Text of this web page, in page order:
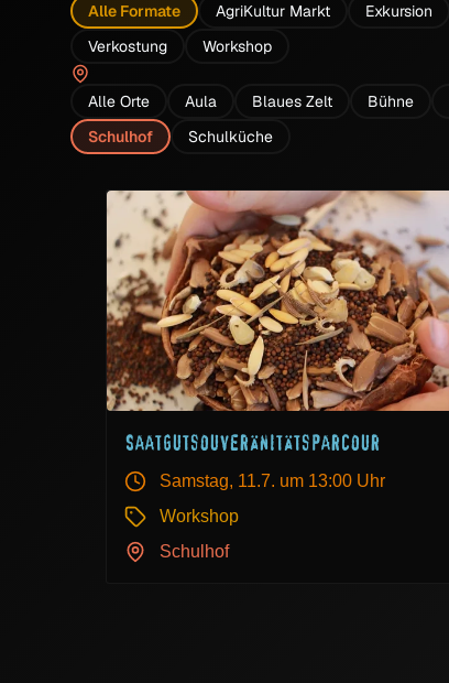
Alle Formate AgriKultur Markt Exkursion
Verkostung
Workshop
Alle Orte Aula Blaues Zelt Bühne
Schulhof
Schulküche
Saatgutsouveränitätsparcour
Samstag, 11.7. um 13:00 Uhr
Workshop
Schulhof